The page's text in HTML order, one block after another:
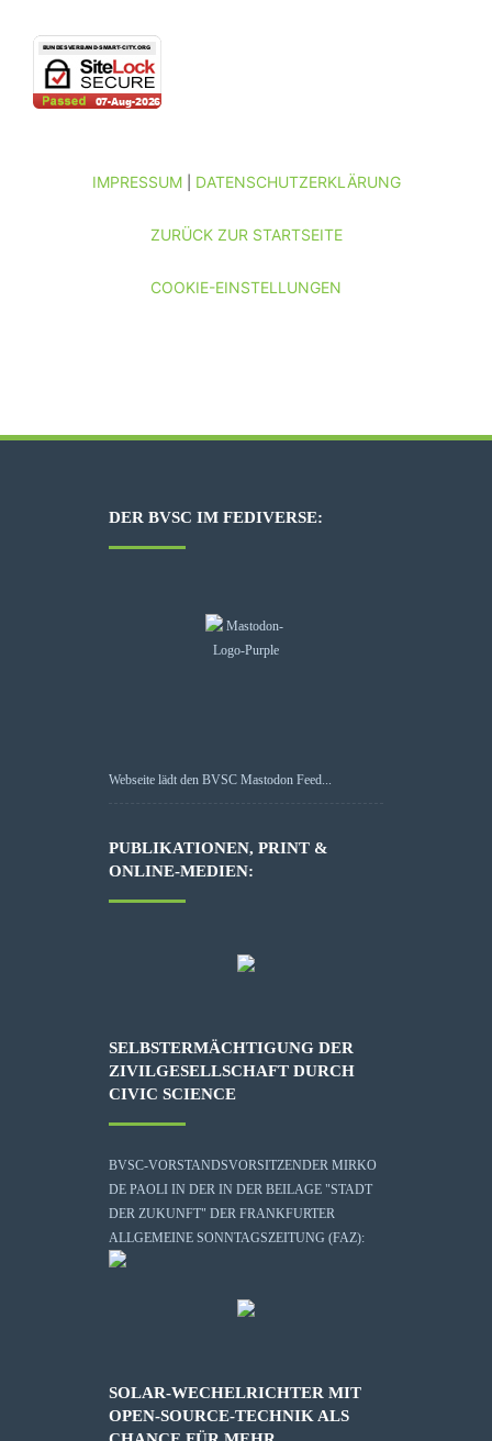
IMPRESSUM| DATENSCHUTZERKLÄRUNG
ZURÜCK ZUR STARTSEITE
COOKIE-EINSTELLUNGEN
DER BVSC IM FEDIVERSE:
Webseite lädt den BVSC Mastodon Feed...
PUBLIKATIONEN, PRINT &
ONLINE-MEDIEN:
SELBSTERMÄCHTIGUNG DER
ZIVILGESELLSCHAFT DURCH
CIVIC SCIENCE
BVSC-VORSTANDSVORSITZENDER MIRKO
DE PAOLI IN DER IN DER BEILAGE "STADT
DER ZUKUNFT" DER FRANKFURTER
ALLGEMEINE SONNTAGSZEITUNG (FAZ):
SOLAR-WECHELRICHTER MIT
OPEN-SOURCE-TECHNIK ALS